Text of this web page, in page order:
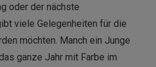
oder der nächste
viele Gelegenheiten für die
möchten. Manch ein Junge
ganze Jahr mit Farbe im